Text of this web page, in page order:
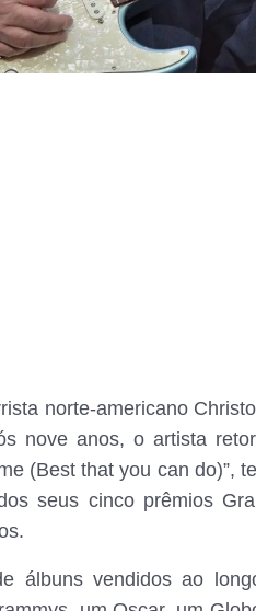
norte-americano
nove anos, o artista
(Best that you can do)”,
seus cinco prêmios
álbuns vendidos ao